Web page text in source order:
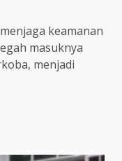
keamanan
masuknya
menjadi